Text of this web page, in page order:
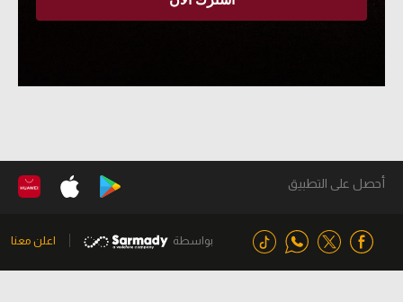
أحصل على التطبيق
بواسطة اعلن معنا